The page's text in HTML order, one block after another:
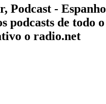
Podcast -
podcasts de todo
o radio.net